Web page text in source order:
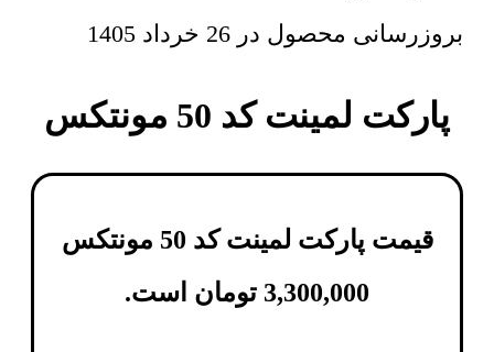
بروزرسانی محصول در 26 خرداد 1405
پارکت لمینت کد 50 مونتکس
قیمت پارکت لمینت کد 50 مونتکس
3,300,000 تومان است.